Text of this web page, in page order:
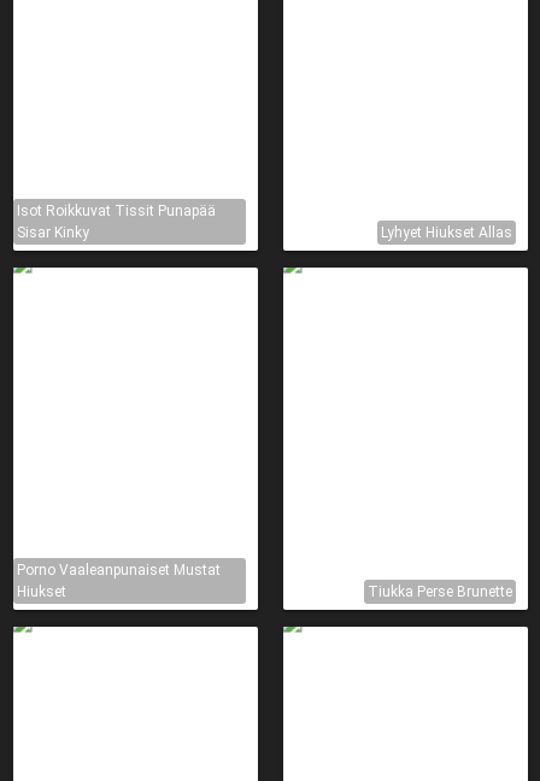
Isot Roikkuvat Tissit Punapää
Sisar Kinky
Lyhyet Hiukset Allas
Porno Vaaleanpunaiset Mustat
Hiukset
Tiukka Perse Brunette